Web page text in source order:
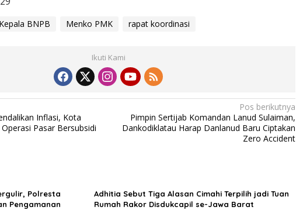
Kepala BNPB Menko PMK rapat koordinasi
Ikuti Kami
Inflasi, Kota
Pasar Bersubsidi
Pos berikutnya
Pimpin Sertijab Komandan Lanud Sulaiman,
Dankodiklatau Harap Danlanud Baru Ciptakan
Zero Accident
Polresta
Pengamanan
Adhitia Sebut Tiga Alasan Cimahi Terpilih jadi Tuan
Rumah Rakor Disdukcapil se-Jawa Barat